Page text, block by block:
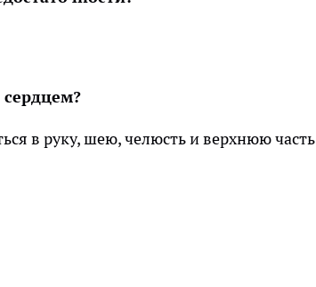
в руку, шею, челюсть и верхнюю часть